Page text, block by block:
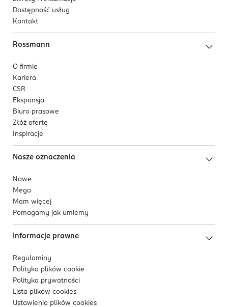
Dostępność usług
Kontakt
Rossmann
O firmie
Kariera
CSR
Ekspansja
Biuro prasowe
Złóż ofertę
Inspiracje
Nasze oznaczenia
Nowe
Mega
Mam więcej
Pomagamy jak umiemy
Informacje prawne
Regulaminy
Polityka plików cookie
Polityka prywatności
Lista plików cookies
Ustawienia plików cookies